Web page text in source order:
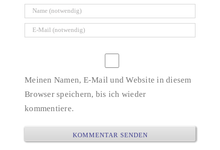
Meinen Namen, E-Mail und Website in diesem
Browser speichern, bis ich wieder
kommentiere.